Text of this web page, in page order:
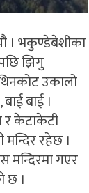
। भकुण्डेबेशीका
झिगु
उकालो
बाई ।
र केटाकेटी
रहेछ ।
मन्दिरमा गएर
छ ।